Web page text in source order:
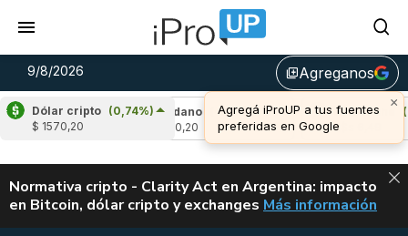
9/8/2026 library_addAgreganos
×
Agregá iProUP a tus fuentes
preferidas en Google
Dólar cripto (0,74%)
$ 1570,20
Cardano (-0,78%)
Avalanche
u$s 6,49
ALERTA
Normativa cripto - Clarity Act en Argentina: impacto
en Bitcoin, dólar cripto y exchanges CLARITY ACT EN
Más información